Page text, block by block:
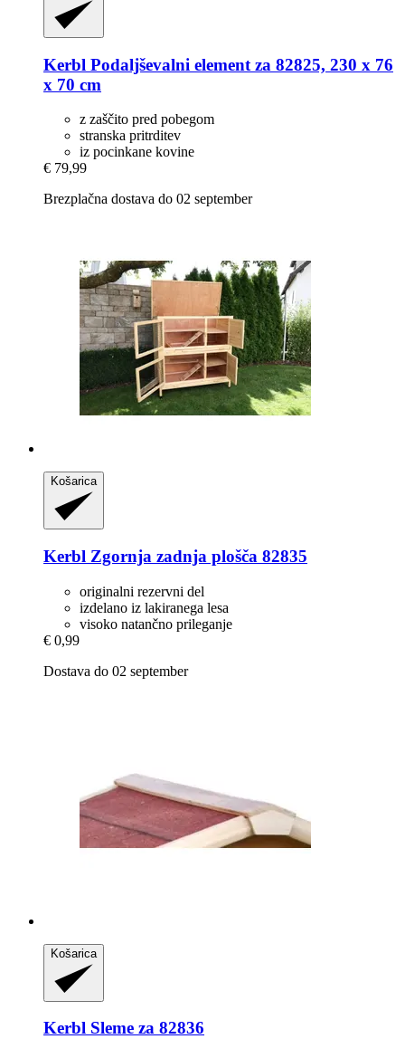
Kerbl Podaljševalni element za 82825, 230 x 76
x 70 cm
z zaščito pred pobegom
stranska pritrditev
iz pocinkane kovine
€ 79,99
Brezplačna dostava do 02 september
Košarica
Kerbl Zgornja zadnja plošča 82835
originalni rezervni del
izdelano iz lakiranega lesa
visoko natančno prileganje
€ 0,99
Dostava do 02 september
Košarica
Kerbl Sleme za 82836